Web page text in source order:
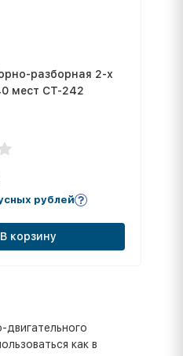
разборная 2-х
мест СТ-242
рублей
В корзину
как в